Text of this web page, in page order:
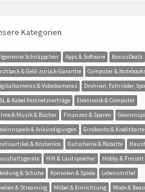
Kategorien
Schnäppchen Apps & Software
BonusDeals
& Geld-zurück-Garantie
Computer &
& Videokameras
Drohnen, Fahrräder,
& Kabel Festnetzverträge
Elektronik & Computer
& Musik & Bücher
Finanzen & Sparen
& Ankündigungen
Girokonto & Kreditkarte
& Kostenlos
Gutscheine & Rabatte
Hifi & Lautsprecher Hobby & Freizeit
& Schuhe
Konsolen & Spiele
Lebensmittel
& Streaming
Möbel & Einrichtung
Mode &